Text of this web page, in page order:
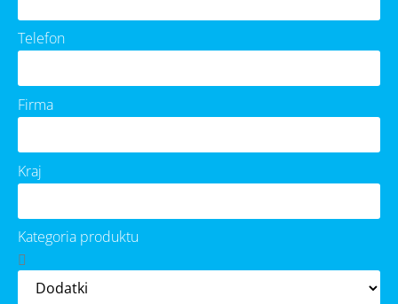
Telefon
Firma
Kraj
Kategoria produktu